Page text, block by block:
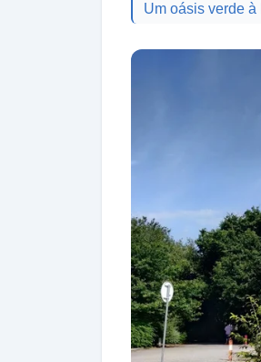
Um oásis verde